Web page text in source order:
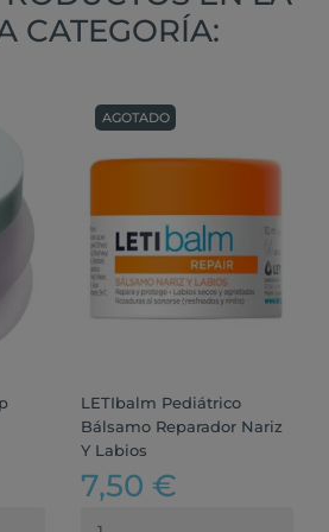
CATEGORÍA:
LETIbalm Pediátrico
Bálsamo Reparador Nariz
Y Labios
7,50 €
AGOTADO